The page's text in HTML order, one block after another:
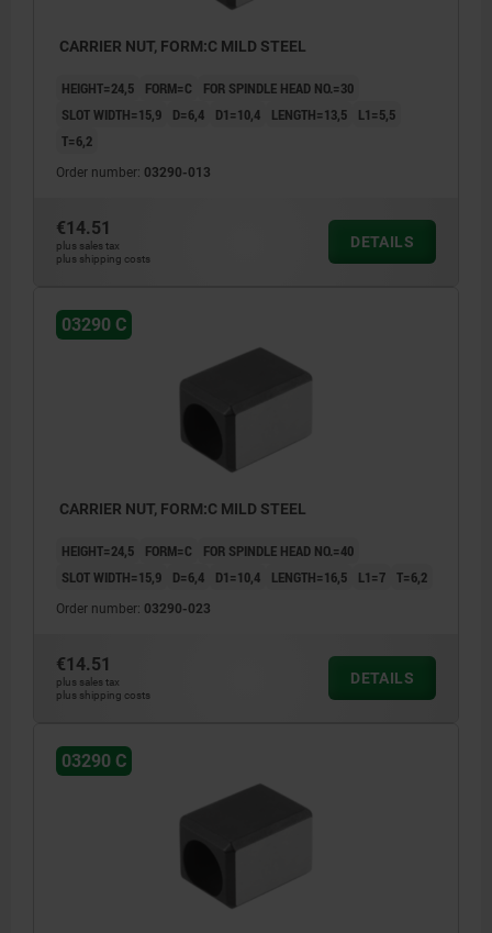
CARRIER NUT, FORM:C MILD STEEL
HEIGHT=24,5 FORM=C
FOR SPINDLE HEAD NO.=30
SLOT WIDTH=15,9
D=6,4 D1=10,4 LENGTH=13,5
L1=5,5
T=6,2
Order number: 03290-013
€14.51
plus sales tax
plus shipping costs
DETAILS
03290 C
CARRIER NUT, FORM:C MILD STEEL
HEIGHT=24,5 FORM=C
FOR SPINDLE HEAD NO.=40
SLOT WIDTH=15,9
D=6,4 D1=10,4 LENGTH=16,5 L1=7 T=6,2
Order number: 03290-023
€14.51
plus sales tax
plus shipping costs
DETAILS
03290 C